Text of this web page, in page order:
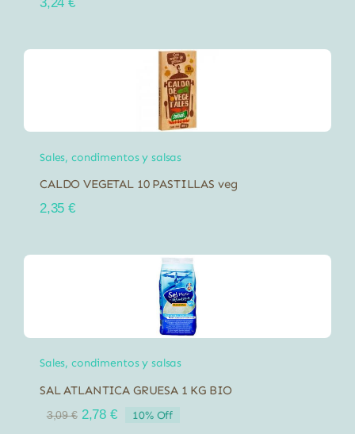
Sales, condimentos y salsas
CALDO VEGETAL 10 PASTILLAS veg
2,35€
Sales, condimentos y salsas
SAL ATLANTICA GRUESA 1 KG BIO
3,09€ El
2,78 €El
10% Off